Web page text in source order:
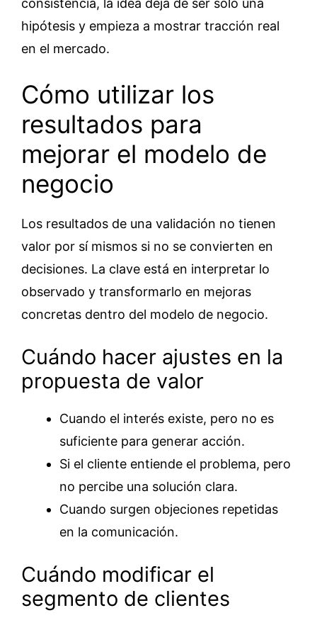
consistencia, la idea deja de ser solo una
hipótesis y empieza a mostrar tracción real
en el mercado.
Cómo utilizar los
resultados para
mejorar el modelo de
negocio
Los resultados de una validación no tienen
valor por sí mismos si no se convierten en
decisiones. La clave está en interpretar lo
observado y transformarlo en mejoras
concretas dentro del modelo de negocio.
Cuándo hacer ajustes en la
propuesta de valor
Cuando el interés existe, pero no es
suficiente para generar acción.
Si el cliente entiende el problema, pero
no percibe una solución clara.
Cuando surgen objeciones repetidas
en la comunicación.
Cuándo modificar el
segmento de clientes